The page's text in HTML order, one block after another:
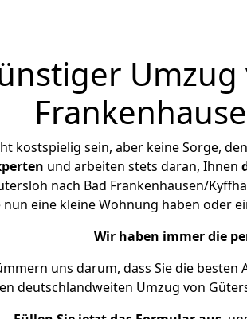
kostspielig sein, aber keine Sorge,
und arbeiten stets daran, Ihnen
nach Bad Frankenhausen/
nun eine kleine Wohnung haben oder
Wir haben immer die
uns darum, dass Sie die besten
deutschlandweiten Umzug von